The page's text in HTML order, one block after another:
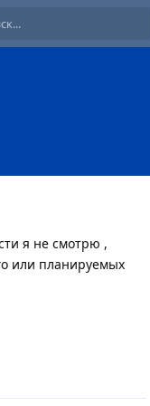
я не смотрю ,
или планируемых